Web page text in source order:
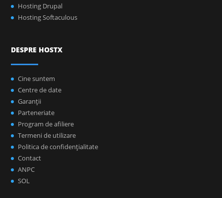
Hosting Drupal
Hosting Softaculous
DESPRE HOSTX
Cine suntem
Centre de date
Garanţii
Parteneriate
Program de afiliere
Termeni de utilizare
Politica de confidenţialitate
Contact
ANPC
SOL